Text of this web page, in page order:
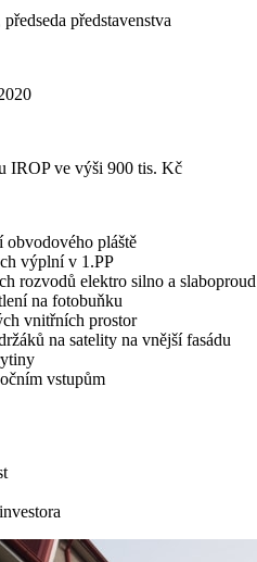
představenstva
IROP ve výši 900 tis. Kč
obvodového pláště
výplní v 1.PP
rozvodů elektro silno a slaboproud
na fotobuňku
vnitřních prostor
na satelity na vnější fasádu
vstupům